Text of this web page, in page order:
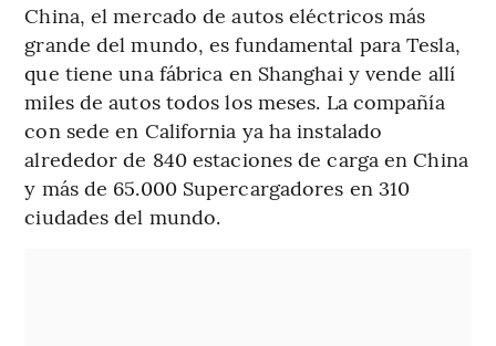
China, el mercado de autos eléctricos más
grande del mundo, es fundamental para Tesla,
que tiene una fábrica en Shanghai y vende allí
miles de autos todos los meses. La compañía
con sede en California ya ha instalado
alrededor de 840 estaciones de carga en China
y más de 65.000 Supercargadores en 310
ciudades del mundo.